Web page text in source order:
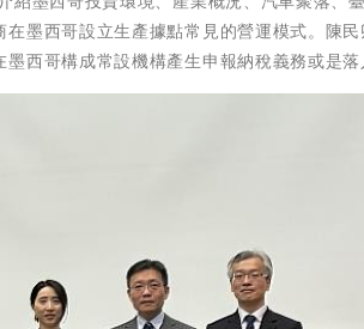
墨西哥設立生產據點常見的營運模式。陳
西哥構成常設機構產生申報納稅義務或是